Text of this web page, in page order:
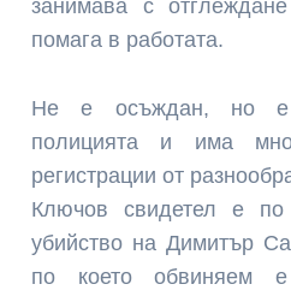
занимава с
помага в работата.
Не е осъждан, но е
полицията и има
регистрации от
Ключов свидетел е
убийство на Димитър
по което обвиняем